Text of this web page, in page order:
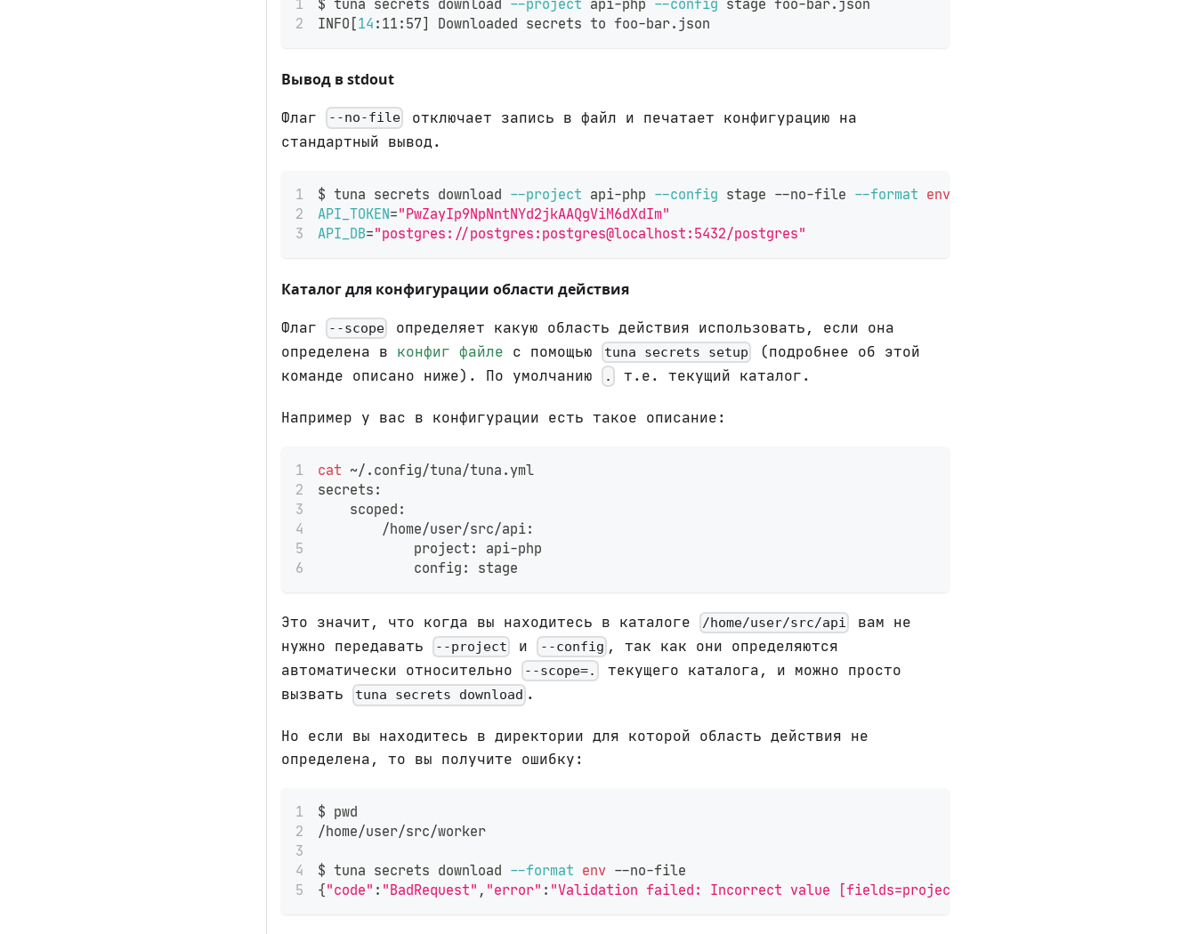
$ tuna secrets download --project api-php --config stage foo-bar.json
INFO [14 :11:57] Downloaded secrets to foo-bar.json
Вывод в stdout
Флаг --no-file
отключает запись в файл и печатает конфигурацию на
стандартный вывод.
$ tuna secrets download --project api-php --config stage --no-file --format env
API_TOKEN="PwZayIp9NpNntNYd2jkAAQgViM6dXdIm"
API_DB="postgres://postgres:postgres@localhost:5432/postgres"
Каталог для конфигурации области действия
Флаг --scope
определяет какую область действия использовать, если она
определена в конфиг файле с помощью tuna secrets setup
(подробнее об этой
команде описано ниже). По умолчанию
. т.е. текущий каталог.
Например у вас в конфигурации есть такое описание:
cat ~/.config/tuna/tuna.yml
secrets:
    scoped:
        /home/user/src/api:
            project: api-php
            config: stage
Это значит, что когда вы находитесь в каталоге /home/user/src/api
вам не
нужно передавать
--project и --config , так как они определяются
автоматически относительно
--scope=.
текущего каталога, и можно просто
вызвать
tuna secrets download .
Но если вы находитесь в директории для которой область действия не
определена, то вы получите ошибку:
$ pwd
/home/user/src/worker
$ tuna secrets download --format env --no-file
{"code" : "BadRequest" , "error" : "Validation failed: Incorrect value [fields=project,config]"